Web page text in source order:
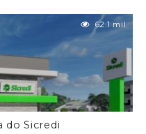
62.1 mil
do Sicredi